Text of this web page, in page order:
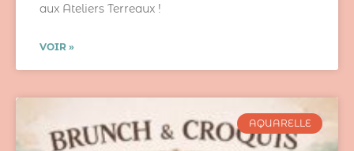
aux Ateliers Terreaux !
VOIR »
AQUARELLE